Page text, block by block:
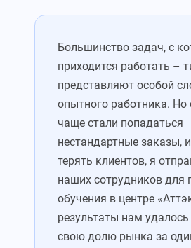
Большинство задач, с
приходится работать –
представляют особой
опытного работника. Но
чаще стали попадаться
нестандартные заказы,
терять клиентов, я
наших сотрудников для
обучения в центре
результаты нам
свою долю рынка за